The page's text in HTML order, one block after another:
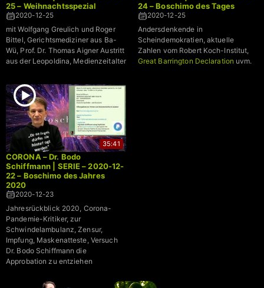
25 – Weihnachtsspezial
2020-12-25
mit Wolfgang Greulich und Roger
Bittel, Gerichtsmediziner aus Ba-
Wü, Prof. Dr. Thomas Aigner Austritt
aus der Leopoldina, Medienzeitalter
24 – Boschimo des Tages
2020-12-25
Andersdenkende in
Scheindemokratien, aktuelle
Zahlen vom Robert Koch-Institut,
Great Barrington Declaration uvm.
35:41
CORONA – Dr. Bodo
Schiffmann | SERIE – 2020-12-
22 – Boschimo des Jahres
2020
2020-12-23
Jahresrückblick 2020, Corona-
Pandemie-Kritiker, zur
Schwindelambulanz, Zensur,
Impfung, Maskenatteste, Versuch
Dr. Bodo Schiffmann die
Approbation zu entziehen